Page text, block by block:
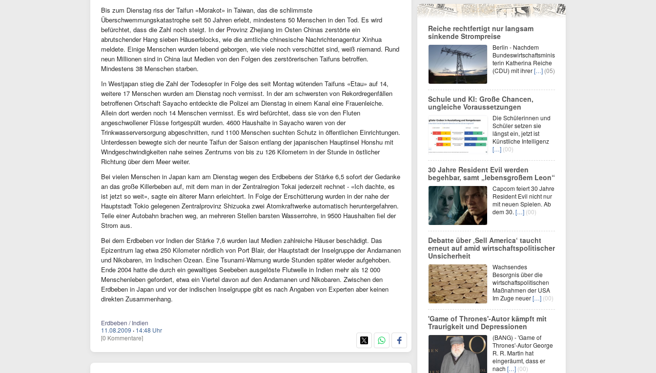
Bis zum Dienstag riss der Taifun «Morakot» in Taiwan, das die schlimmste
Überschwemmungskatastrophe seit 50 Jahren erlebt, mindestens 50 Menschen in den Tod. Es wird
befürchtet, dass die Zahl noch steigt. In der Provinz Zhejiang im Osten Chinas zerstörte ein
abrutschender Hang sieben Häuserblocks, wie die amtliche chinesische Nachrichtenagentur Xinhua
meldete. Einige Menschen wurden lebend geborgen, wie viele noch verschüttet sind, weiß niemand. Rund
neun Millionen sind in China laut Medien von den Folgen des zerstörerischen Taifuns betroffen.
Mindestens 38 Menschen starben.
In Westjapan stieg die Zahl der Todesopfer in Folge des seit Montag wütenden Taifuns «Etau» auf 14,
weitere 17 Menschen wurden am Dienstag noch vermisst. In der am schwersten von Rekordregenfällen
betroffenen Ortschaft Sayacho entdeckte die Polizei am Dienstag in einem Kanal eine Frauenleiche.
Allein dort werden noch 14 Menschen vermisst. Es wird befürchtet, dass sie von den Fluten
angeschwollener Flüsse fortgespült wurden. 4600 Haushalte in Sayacho waren von der
Trinkwasserversorgung abgeschnitten, rund 1100 Menschen suchten Schutz in öffentlichen Einrichtungen.
Unterdessen bewegte sich der neunte Taifun der Saison entlang der japanischen Hauptinsel Honshu mit
Windgeschwindigkeiten nahe seines Zentrums von bis zu 126 Kilometern in der Stunde in östlicher
Richtung über dem Meer weiter.
Bei vielen Menschen in Japan kam am Dienstag wegen des Erdbebens der Stärke 6,5 sofort der Gedanke
an das große Killerbeben auf, mit dem man in der Zentralregion Tokai jederzeit rechnet - «Ich dachte, es
ist jetzt so weit», sagte ein älterer Mann erleichtert. In Folge der Erschütterung wurden in der nahe der
Hauptstadt Tokio gelegenen Zentralprovinz Shizuoka zwei Atomkraftwerke automatisch heruntergefahren.
Teile einer Autobahn brachen weg, an mehreren Stellen barsten Wasserrohre, in 9500 Haushalten fiel der
Strom aus.
Bei dem Erdbeben vor Indien der Stärke 7,6 wurden laut Medien zahlreiche Häuser beschädigt. Das
Epizentrum lag etwa 250 Kilometer nördlich von Port Blair, der Hauptstadt der Inselgruppe der Andamanen
und Nikobaren, im Indischen Ozean. Eine Tsunami-Warnung wurde Stunden später wieder aufgehoben.
Ende 2004 hatte die durch ein gewaltiges Seebeben ausgelöste Flutwelle in Indien mehr als 12 000
Menschenleben gefordert, etwa ein Viertel davon auf den Andamanen und Nikobaren. Zwischen den
Erdbeben in Japan und vor der indischen Inselgruppe gibt es nach Angaben von Experten aber keinen
direkten Zusammenhang.
Erdbeben / Indien
11.08.2009 · 14:48 Uhr
[0 Kommentare]
Reiche rechtfertigt nur langsam
sinkende Strompreise
Berlin - Nachdem
Bundeswirtschaftsminis
terin Katherina Reiche
(CDU) mit ihrer[…] (05)
Schule und KI: Große Chancen,
ungleiche Voraussetzungen
Die Schülerinnen und
Schüler setzen sie
längst ein, jetzt ist
Künstliche Intelligenz
[…] (00)
30 Jahre Resident Evil werden
begehbar, samt „lebensgroßem Leon“
Capcom feiert 30 Jahre
Resident Evil nicht nur
mit neuen Spielen. Ab
dem 30. […] (00)
Debatte über ‚Sell America‘ taucht
erneut auf amid wirtschaftspolitischer
Unsicherheit
Wachsendes
Besorgnis über die
wirtschaftspolitischen
Maßnahmen der USA
Im Zuge neuer[…] (00)
'Game of Thrones'-Autor kämpft mit
Traurigkeit und Depressionen
(BANG) - 'Game of
Thrones'-Autor George
R. R. Martin hat
eingeräumt, dass er
nach […] (00)